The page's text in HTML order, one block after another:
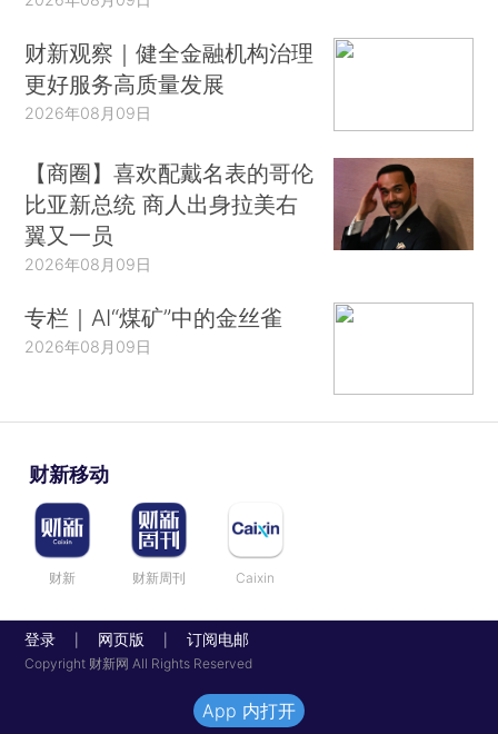
财新观察｜健全金融机构治理
更好服务高质量发展
2026年08月09日
【商圈】喜欢配戴名表的哥伦
比亚新总统 商人出身拉美右
翼又一员
2026年08月09日
专栏｜AI“煤矿”中的金丝雀
2026年08月09日
财新移动
财新 财新周刊 Caixin
登录 网页版 订阅电邮
Copyright 财新网 All Rights Reserved
App 内打开